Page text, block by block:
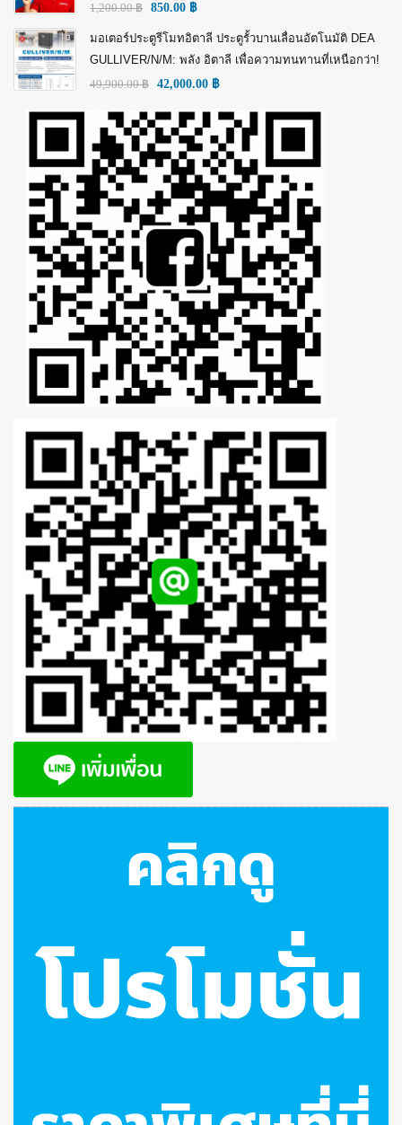
1,200.00฿ 850.00 ฿
มอเตอร์ประตูรีโมทอิตาลี ประตูรั้วบานเลื่อนอัตโนมัติ DEA
GULLIVER/N/M: พลัง อิตาลี เพื่อความทนทานที่เหนือกว่า!
49,900.00฿ 42,000.00 ฿